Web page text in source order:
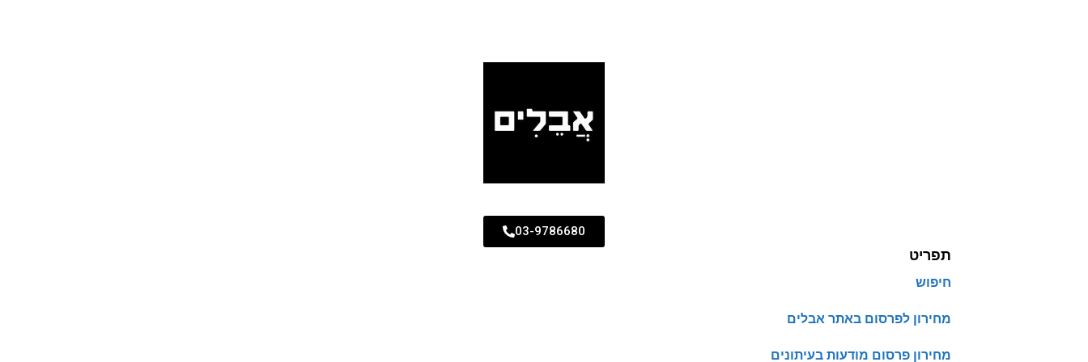
03-9786680
תפריט
חיפוש
מחירון לפרסום באתר אבלים
מחירון פרסום מודעות בעיתונים